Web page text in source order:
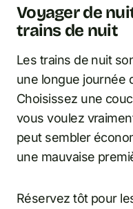
Voyager de
trains de nuit
Les trains de nuit
une longue journée
Choisissez une
vous voulez
peut sembler
une mauvaise
Réservez tôt pour